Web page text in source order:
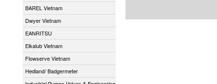
BAREL Vietnam
Dwyer Vietnam
EANRITSU
Elkalub Vietnam
Flowserve Vietnam
Hedland/ Badgermeter